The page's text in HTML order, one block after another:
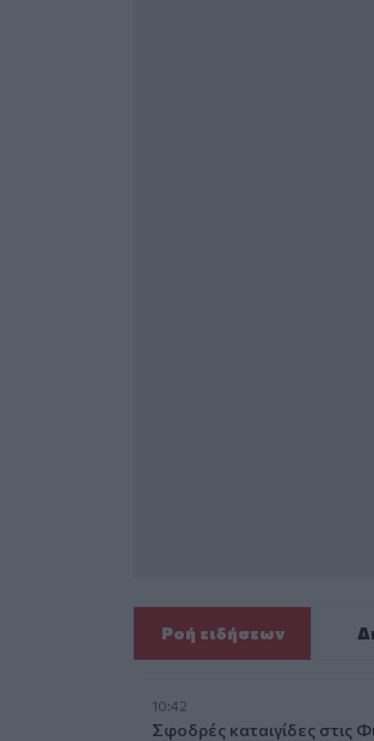
Ροή ειδήσεων
10:42
Σφοδρές καταιγίδες στις